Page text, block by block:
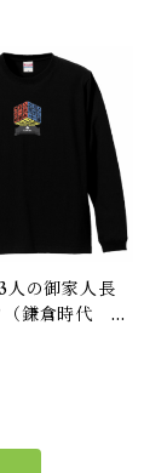
人の御家人長
（鎌倉時代 日